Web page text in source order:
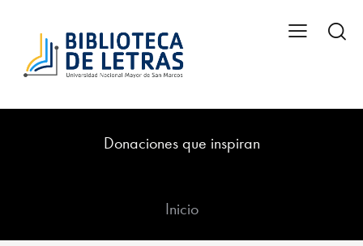
Donaciones que inspiran
Inicio